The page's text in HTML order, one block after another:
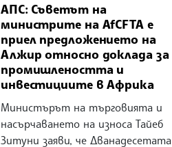
АПС: Съветът на
министрите на AfCFTA е
приел предложението на
Алжир относно доклада за
промишлеността и
инвестициите в Африка
Министърът на търговията и
насърчаването на износа Тайеб
Зитуни заяви, че Дванадесетата